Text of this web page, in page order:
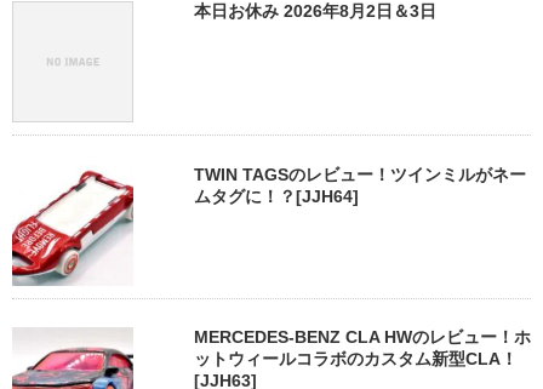
本日お休み 2026年8月2日＆3日
TWIN TAGSのレビュー！ツインミルがネー
ムタグに！？[JJH64]
MERCEDES-BENZ CLA HWのレビュー！ホ
ットウィールコラボのカスタム新型CLA！
[JJH63]